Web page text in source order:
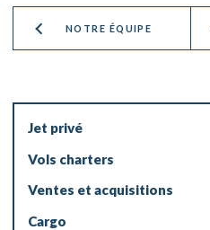
NOTRE ÉQUIPE
Jet privé
Vols charters
Ventes et acquisitions
Cargo